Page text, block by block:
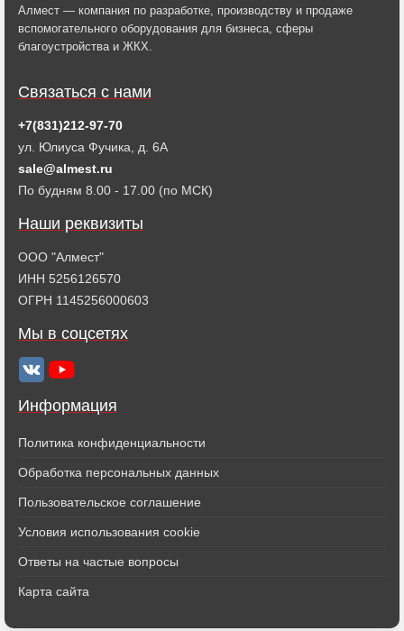
Алмест — компания по разработке, производству и продаже
вспомогательного оборудования для бизнеса, сферы
благоустройства и ЖКХ.
Информация
Политика конфиденциальности
Обработка персональных данных
Пользовательское соглашение
Условия использования cookie
Ответы на частые вопросы
Карта сайта
Связаться с нами
+7(831)212-97-70
ул. Юлиуса Фучика, д. 6А
sale@almest.ru
По будням 8.00 - 17.00 (по МСК)
Наши реквизиты
ООО "Алмест"
ИНН 5256126570
ОГРН 1145256000603
Мы в соцсетях